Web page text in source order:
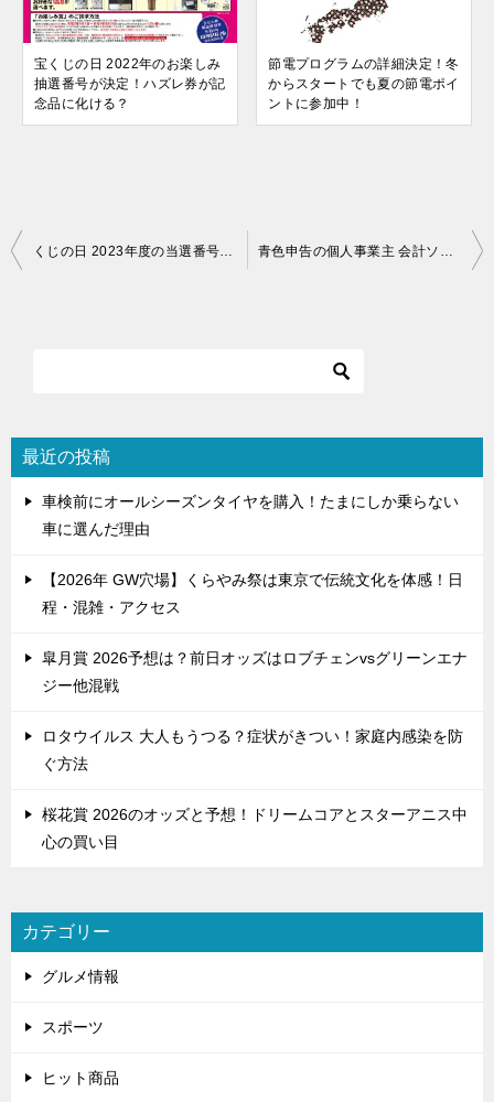
宝くじの日 2022年のお楽しみ
抽選番号が決定！ハズレ券が記
念品に化ける？
節電プログラムの詳細決定！冬
からスタートでも夏の節電ポイ
ントに参加中！
投
シ
ョ
くじの日 2023年度の当選番号が決定！賞品や宝くじ引き換え方法は？ 青色申告の個人事業主 会計ソフトは何がおすすめ？無料・有料のソフトを徹底比較！
最近の投稿
車検前にオールシーズンタイヤを購入！たまにしか乗らない
車に選んだ理由
【2026年 GW穴場】くらやみ祭は東京で伝統文化を体感！日
程・混雑・アクセス
皐月賞 2026予想は？前日オッズはロブチェンvsグリーンエナ
ジー他混戦
ロタウイルス 大人もうつる？症状がきつい！家庭内感染を防
ぐ方法
桜花賞 2026のオッズと予想！ドリームコアとスターアニス中
心の買い目
カテゴリー
グルメ情報
スポーツ
ヒット商品